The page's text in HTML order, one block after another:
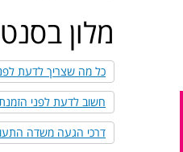
מלון
כל מה שצריך לדעת
חשוב לדעת לפני הזמנת
דרכי הגעה משדה